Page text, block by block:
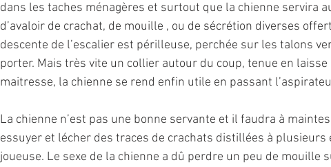
dans les taches ménagères et surtout que la chienne servira
d’avaloir de crachat, de mouille , ou de sécrétion diverses
descente de l’escalier est périlleuse, perchée sur les talons
porter. Mais très vite un collier autour du coup, tenue en laisse
maitresse, la chienne se rend enfin utile en passant
La chienne n’est pas une bonne servante et il faudra à
essuyer et lécher des traces de crachats distillées à
joueuse. Le sexe de la chienne a dû perdre un peu de mouille